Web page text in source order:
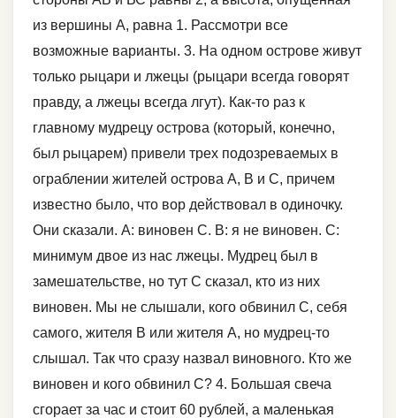
из вершины А, равна 1. Рассмотри все
возможные варианты. 3. На одном острове живут
только рыцари и лжецы (рыцари всегда говорят
правду, а лжецы всегда лгут). Как-то раз к
главному мудрецу острова (который, конечно,
был рыцарем) привели трех подозреваемых в
ограблении жителей острова А, В и С, причем
известно было, что вор действовал в одиночку.
Они сказали. А: виновен С. В: я не виновен. С:
минимум двое из нас лжецы. Мудрец был в
замешательстве, но тут С сказал, кто из них
виновен. Мы не слышали, кого обвинил С, себя
самого, жителя В или жителя А, но мудрец-то
слышал. Так что сразу назвал виновного. Кто же
виновен и кого обвинил С? 4. Большая свеча
сгорает за час и стоит 60 рублей, а маленькая